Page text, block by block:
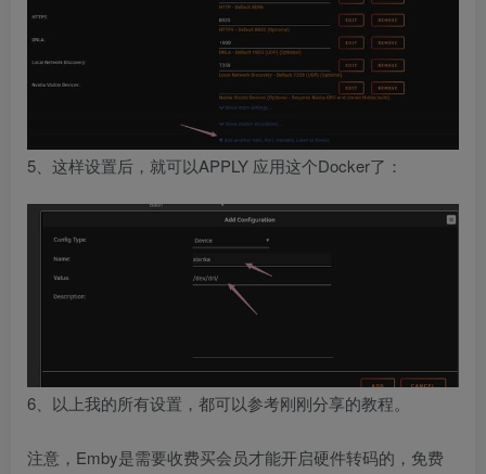
5、这样设置后，就可以APPLY 应用这个Docker了：
6、以上我的所有设置，都可以参考刚刚分享的教程。
注意，Emby是需要收费买会员才能开启硬件转码的，免费